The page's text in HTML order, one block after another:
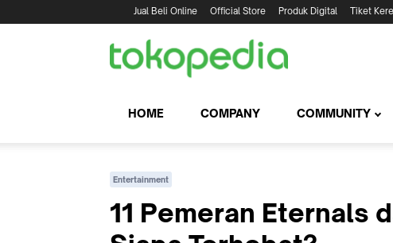
Jual Beli Online Official Store Produk Digital Tiket
HOME COMPANY COMMUNITY
Entertainment
11 Pemeran Eternals